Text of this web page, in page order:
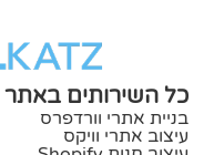
כל השירותים באתר
בניית אתרי וורדפרס
עיצוב אתרי וויקס